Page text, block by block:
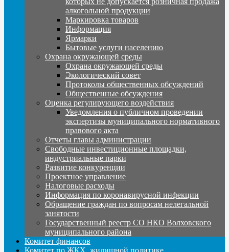
алкогольной продукции
Маркировка товаров
Информация
Ярмарки
Бытовые услуги населению
Охрана окружающей среды
Охрана окружающей среды
Экологический совет
Протоколы общественных обсуждений
Общественные обсуждения
Оценка регулирующего воздействия
Уведомления о публичном проведении
экспертизы муниципального нормативного
правового акта
Отчеты главы администрации
Свободные инвестиционные площадки,
индустриальные парки
Развитие конкуренции
Проектное управление
Налоговые расходы
Информация по коронавирусной инфекции
Обращение граждан по вопросам нелегальной
занятости
Государственный реестр СО НКО Волховского
муниципального района
Комитет финансов
Комитет по ЖКХ, жилищной политике